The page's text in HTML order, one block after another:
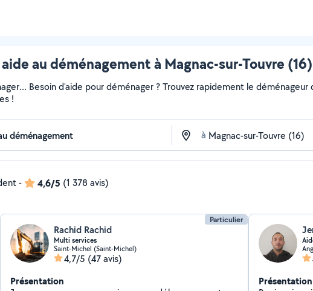
au déménagement à Magnac-sur-Touvre
Besoin d'aide pour déménager ? Trouvez rapidement le déménageur
!
à
- 4,6/5 (1 378 avis)
Particulier
Rachid Rachid
Multi services
Saint-Michel (Saint-Michel)
4,7/5 (47 avis)
Présentation Présentation